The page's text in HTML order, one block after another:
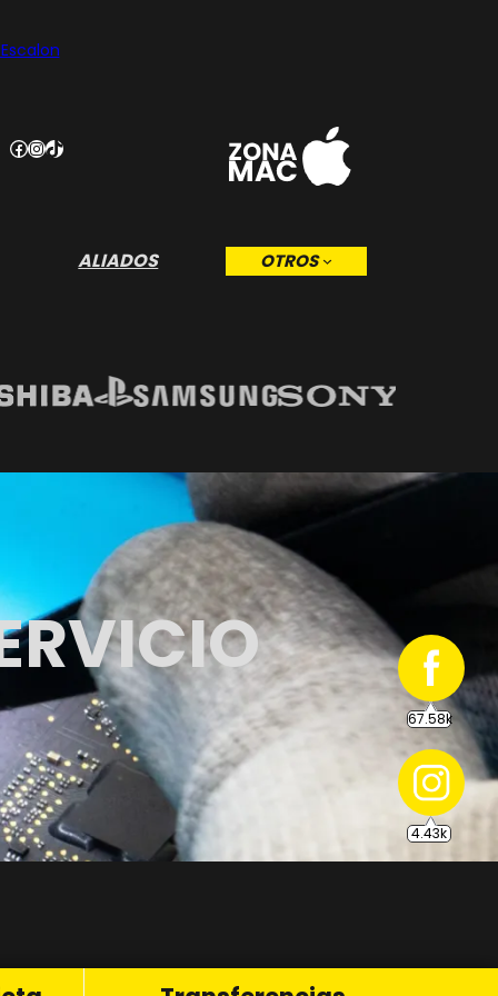
Facebook
Instagram
TikTok
ALIADOS OTROS
4.43k